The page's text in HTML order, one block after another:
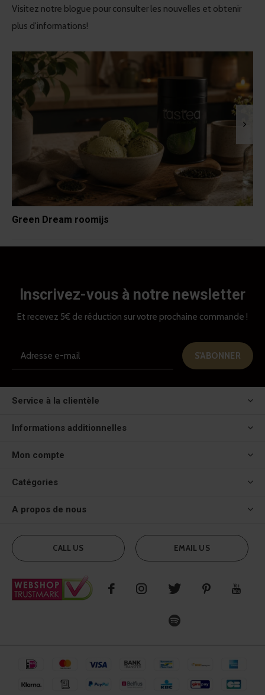
Visitez notre blogue pour consulter les nouvelles et obtenir
plus d'informations!
Green Dream roomijs
Inscrivez-vous à notre newsletter
Et recevez 5€ de réduction sur votre prochaine commande !
S'ABONNER
Service à la clientèle
Informations additionnelles
Mon compte
Catégories
A propos de nous
CALL US EMAIL US